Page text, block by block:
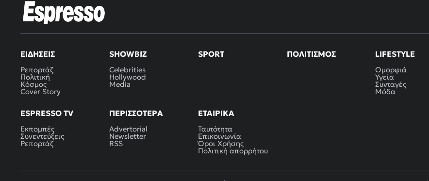
ΕΙΔΉΣΕΙΣ
Ρεπορτάζ
Πολιτική
Κόσμος
Cover Story
SHOWBIZ
Celebrities
Hollywood
Media
SPORT ΠΟΛΙΤΙΣΜΌΣ LIFESTYLE
Ομορφιά
Υγεία
Συνταγές
Μόδα
ESPRESSO TV
Εκπομπές
Συνεντεύξεις
Ρεπορτάζ
ΠΕΡΙΣΣΌΤΕΡΑ
Advertorial
Newsletter
RSS
ΕΤΑΙΡΙΚΆ
Ταυτότητα
Επικοινωνία
Όροι Χρήσης
Πολιτική απορρήτου